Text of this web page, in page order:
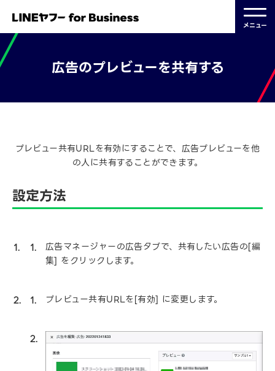
メニュー
広告のプレビューを共有する
プレビュー共有URLを有効にすることで、広告プレビューを他
の人に共有することができます。
設定方法
広告マネージャーの広告タブで、共有したい広告の[編
集] をクリックします。
プレビュー共有URLを[有効] に変更します。